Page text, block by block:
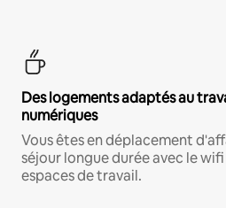
Des logements adaptés au
numériques
Vous êtes en déplacement
séjour longue durée avec le
espaces de travail.